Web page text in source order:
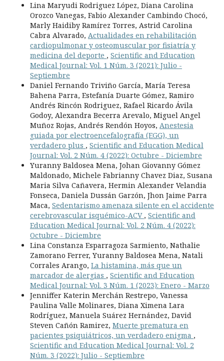
Lina Maryudi Rodriguez López, Diana Carolina
Orozco Vanegas, Fabio Alexander Cambindo Chocó,
Marly Haidiby Ramírez Torres, Astrid Carolina
Cabra Alvarado, Actualidades en rehabilitación
cardiopulmonar y osteomuscular por fisiatría y
medicina del deporte , Scientific and Education
Medical Journal: Vol. 1 Núm. 3 (2021): Julio -
Septiembre
Daniel Fernando Triviño García, María Teresa
Bahena Parra, Estefanía Duarte Gómez, Ramiro
Andrés Rincón Rodriguez, Rafael Ricardo Ávila
Godoy, Alexandra Becerra Arevalo, Miguel Angel
Muñoz Rojas, Andrés Rendón Hoyos, Anestesia
guiada por electroencefalografía (EGG), un
verdadero plus , Scientific and Education Medical
Journal: Vol. 2 Núm. 4 (2022): Octubre - Diciembre
Yuranny Baldosea Mena, Johan Giovanny Gómez
Maldonado, Michele Fabrianny Chavez Diaz, Susana
Maria Silva Cañavera, Hermin Alexander Velandia
Fonseca, Daniela Dussán Garzón, Jhon Jaime Parra
Maca, Sedentarismo amenaza silente en el accidente
cerebrovascular isquémico-ACV , Scientific and
Education Medical Journal: Vol. 2 Núm. 4 (2022):
Octubre - Diciembre
Lina Constanza Esparragoza Sarmiento, Nathalie
Zamorano Ferrer, Yuranny Baldosea Mena, Natali
Corrales Arango, La histamina, más que un
marcador de alergias , Scientific and Education
Medical Journal: Vol. 3 Núm. 1 (2023): Enero - Marzo
Jenniffer Katerin Merchán Restrepo, Vanessa
Paulina Valle Molinares, Diana Ximena Lara
Rodríguez, Manuela Suárez Hernández, David
Steven Cañón Ramirez, Muerte prematura en
pacientes psiquiátricos, un verdadero enigma ,
Scientific and Education Medical Journal: Vol. 2
Núm. 3 (2022): Julio - Septiembre